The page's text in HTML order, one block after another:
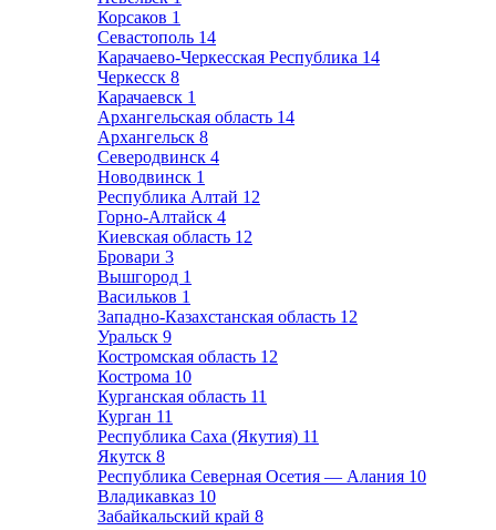
Корсаков 1
Севастополь 14
Карачаево-Черкесская Республика 14
Черкесск 8
Карачаевск 1
Архангельская область 14
Архангельск 8
Северодвинск 4
Новодвинск 1
Республика Алтай 12
Горно-Алтайск 4
Киевская область 12
Бровари 3
Вышгород 1
Васильков 1
Западно-Казахстанская область 12
Уральск 9
Костромская область 12
Кострома 10
Курганская область 11
Курган 11
Республика Саха (Якутия) 11
Якутск 8
Республика Северная Осетия — Алания 10
Владикавказ 10
Забайкальский край 8